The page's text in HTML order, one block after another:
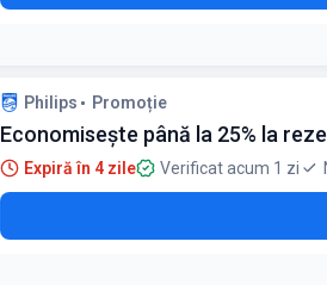
Philips Promoție
Economisește până la 25% la
Expiră în 4 zile Verificat acum 1 zi